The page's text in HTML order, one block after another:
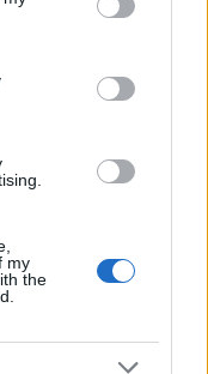
or more Google
including but
You may click to
third-party tags to
my
the